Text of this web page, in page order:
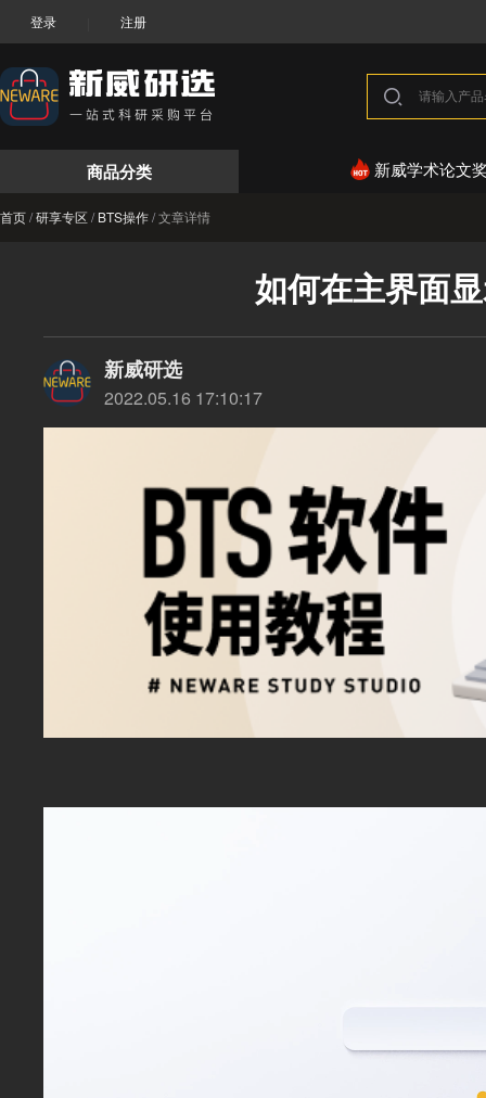
登录 注册
商品分类 新威学术论文
首页/研享专区/BTS操作/文章详情
如何在主界面
新威研选
2022.05.16 17:10:17